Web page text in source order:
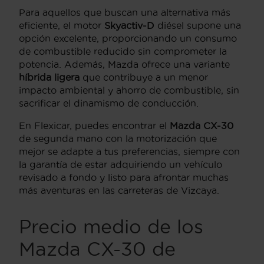
Para aquellos que buscan una alternativa más
eficiente, el motor Skyactiv-D diésel supone una
opción excelente, proporcionando un consumo
de combustible reducido sin comprometer la
potencia. Además, Mazda ofrece una variante
híbrida ligera que contribuye a un menor
impacto ambiental y ahorro de combustible, sin
sacrificar el dinamismo de conducción.
En Flexicar, puedes encontrar el Mazda CX-30
de segunda mano con la motorización que
mejor se adapte a tus preferencias, siempre con
la garantía de estar adquiriendo un vehículo
revisado a fondo y listo para afrontar muchas
más aventuras en las carreteras de Vizcaya.
Precio medio de los
Mazda CX-30 de